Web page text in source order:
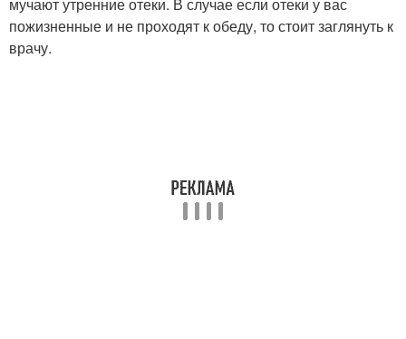
пожизненные и не проходят к обеду, то стоит заглянуть к
врачу.